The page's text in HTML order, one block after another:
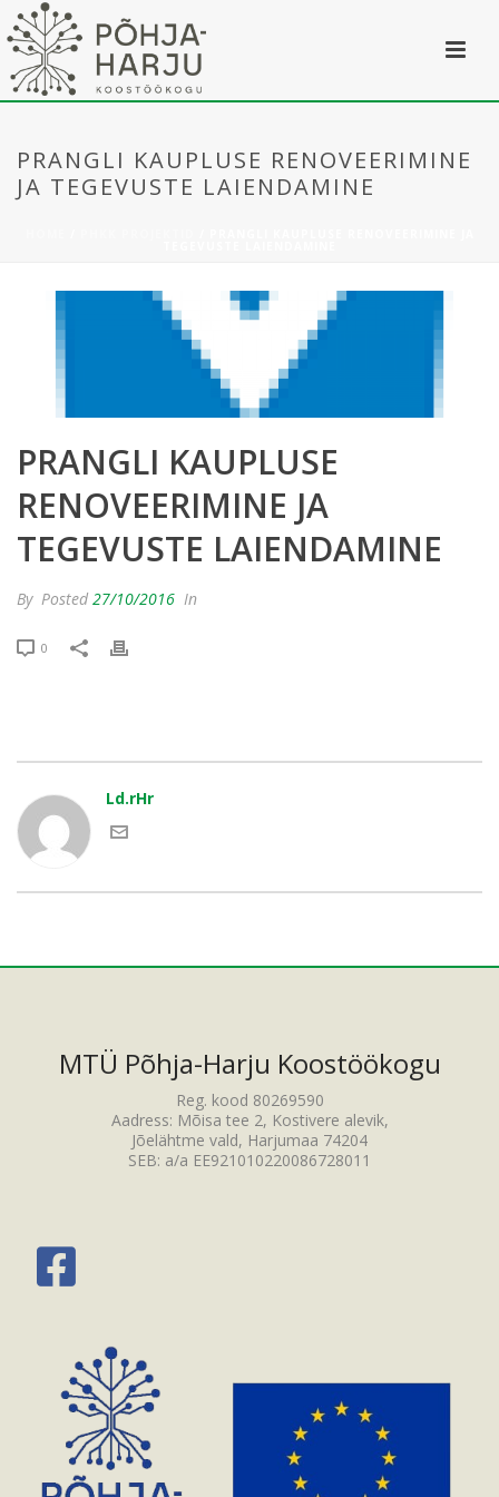
PRANGLI KAUPLUSE RENOVEERIMINE
JA TEGEVUSTE LAIENDAMINE
PRANGLI KAUPLUSE
RENOVEERIMINE JA
TEGEVUSTE LAIENDAMINE
By Posted 27/10/2016 In
0
Ld.rHr
MTÜ Põhja-Harju Koostöökogu
Reg. kood 80269590
Aadress: Mõisa tee 2, Kostivere alevik,
Jõelähtme vald, Harjumaa 74204
SEB: a/a EE921010220086728011